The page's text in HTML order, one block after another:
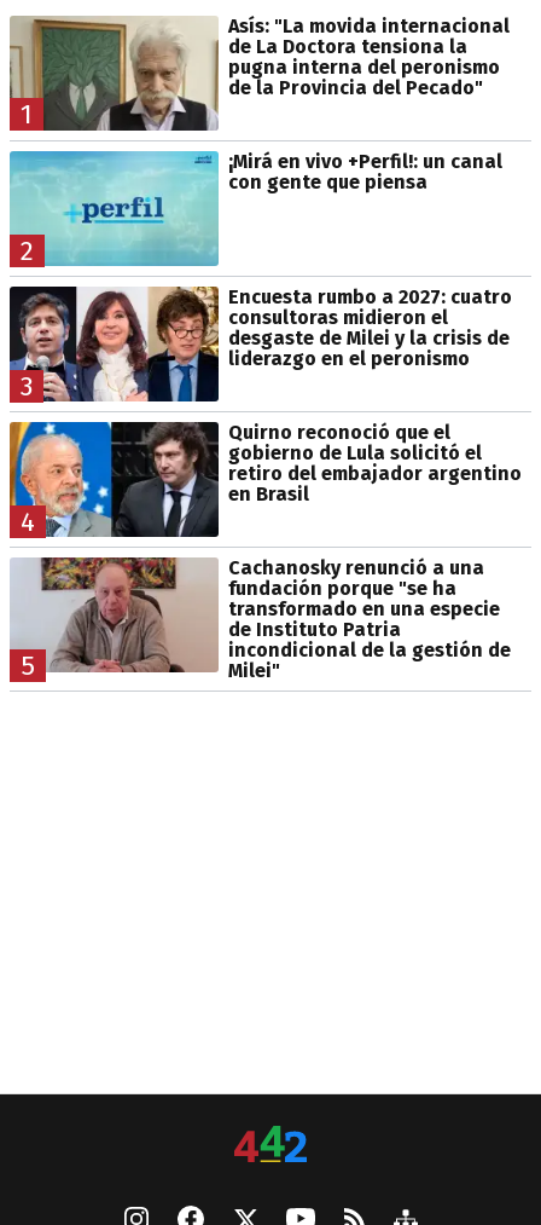
1
Asís: "La movida internacional
de La Doctora tensiona la
pugna interna del peronismo
de la Provincia del Pecado"
2
¡Mirá en vivo +Perfil!: un canal
con gente que piensa
3
Encuesta rumbo a 2027: cuatro
consultoras midieron el
desgaste de Milei y la crisis de
liderazgo en el peronismo
4
Quirno reconoció que el
gobierno de Lula solicitó el
retiro del embajador argentino
en Brasil
5
Cachanosky renunció a una
fundación porque "se ha
transformado en una especie
de Instituto Patria
incondicional de la gestión de
Milei"